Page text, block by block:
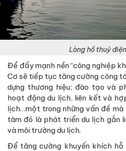
Lòng hồ thuỷ
Để đẩy mạnh nền “công nghiệp
Cơ sẽ tiếp tục tăng cường công
dựng thương hiệu; đào tạo và
hoạt động du lịch, liên kết và
lịch…một trong những vấn đề mà
tâm đó là phát triển du lịch gắn
và môi trường du lịch.
Để tăng cường khuyến khích